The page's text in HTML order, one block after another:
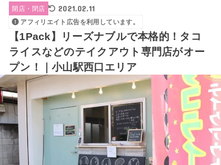
開店・閉店 2021.02.11
アフィリエイト広告を利用しています。
【1Pack】リーズナブルで本格的！タコ
ライスなどのテイクアウト専門店がオー
プン！｜小山駅西口エリア